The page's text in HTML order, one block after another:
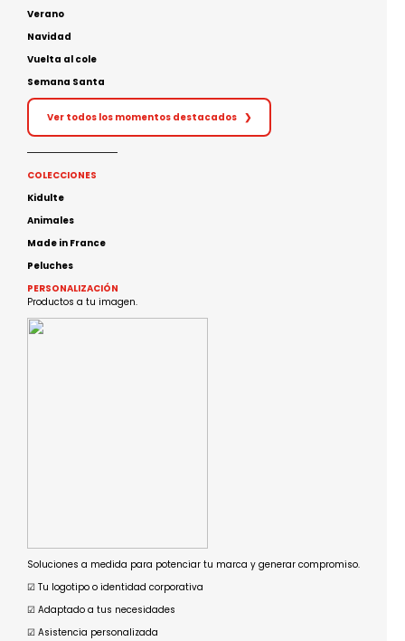
Verano
Navidad
Vuelta al cole
Semana Santa
Ver todos los momentos destacados ❯
COLECCIONES
Kidulte
Animales
Made in France
Peluches
PERSONALIZACIÓN
Productos a tu imagen.
Soluciones a medida para potenciar tu marca y generar compromiso.
☑︎ Tu logotipo o identidad corporativa
☑︎ Adaptado a tus necesidades
☑︎ Asistencia personalizada